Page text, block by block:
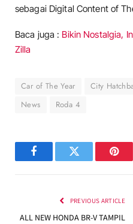
sebagai Digital Content of
Baca juga : Bikin Nostalgia,
Zilla
Car of The Year City
News
Roda 4
FacebookTwitter
PREVIOUS ARTICLE
ALL NEW HONDA BR-V TAMPIL